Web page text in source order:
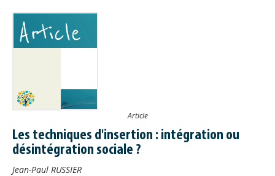
Article
Les techniques d'insertion : intégration ou
désintégration sociale ?
Jean-Paul RUSSIER